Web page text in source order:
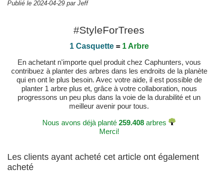
Publié le 2024-04-29 par Jeff
#StyleForTrees
1 Casquette= 1 Arbre
En achetant n'importe quel produit chez Caphunters, vous
contribuez à planter des arbres dans les endroits de la planète
qui en ont le plus besoin. Avec votre aide, il est possible de
planter 1 arbre plus et, grâce à votre collaboration, nous
progressons un peu plus dans la voie de la durabilité et un
meilleur avenir pour tous.
Nous avons déjà planté 259.408 arbres
Merci!
Les clients ayant acheté cet article ont également
acheté